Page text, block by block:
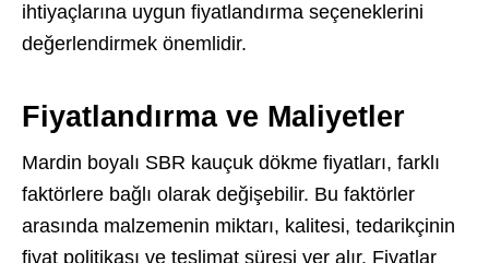
ihtiyaçlarına uygun fiyatlandırma seçeneklerini
değerlendirmek önemlidir.
Fiyatlandırma ve Maliyetler
Mardin boyalı SBR kauçuk dökme fiyatları, farklı
faktörlere bağlı olarak değişebilir. Bu faktörler
arasında malzemenin miktarı, kalitesi, tedarikçinin
fiyat politikası ve teslimat süresi yer alır. Fiyatlar